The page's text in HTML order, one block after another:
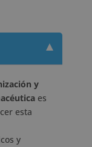
y
es
esta
y